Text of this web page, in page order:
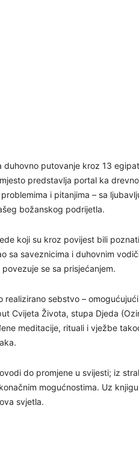
duhovno putovanje kroz 13
predstavlja portal ka
i pitanjima – sa
božanskog podrijetla.
koji su kroz povijest bili
sa saveznicima i duhovnim
se sa prisjećanjem.
sebstvo –
Cvijeta Života, stupa Djeda
meditacije, rituali i vježbe
do promjene u svijesti; iz
mogućnostima. Uz
svjetla.